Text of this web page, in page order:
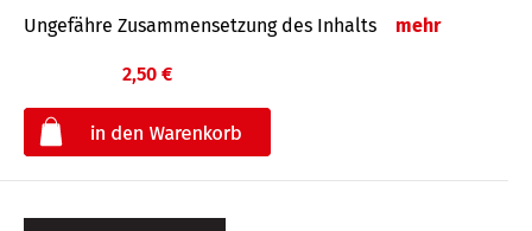
Ungefähre Zu­sammen­setzung des Inhalts mehr
2,50 €